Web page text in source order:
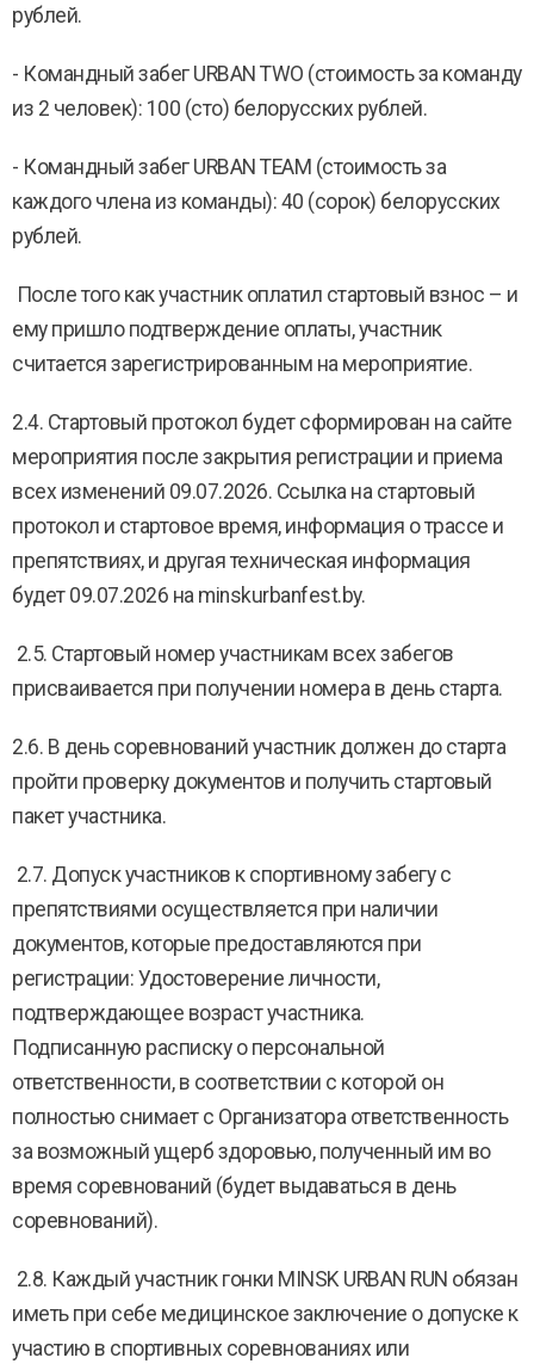
рублей.
- Командный забег URBAN TWO (стоимость за команду
из 2 человек): 100 (сто) белорусских рублей.
- Командный забег URBAN TEAM (стоимость за
каждого члена из команды): 40 (сорок) белорусских
рублей.
После того как участник оплатил стартовый взнос – и
ему пришло подтверждение оплаты, участник
считается зарегистрированным на мероприятие.
2.4. Стартовый протокол будет сформирован на сайте
мероприятия после закрытия регистрации и приема
всех изменений 09.07.2026. Ссылка на стартовый
протокол и стартовое время, информация о трассе и
препятствиях, и другая техническая информация
будет 09.07.2026 на minskurbanfest.by.
2.5. Стартовый номер участникам всех забегов
присваивается при получении номера в день старта.
2.6. В день соревнований участник должен до старта
пройти проверку документов и получить стартовый
пакет участника.
2.7. Допуск участников к спортивному забегу с
препятствиями осуществляется при наличии
документов, которые предоставляются при
регистрации: Удостоверение личности,
подтверждающее возраст участника.
Подписанную расписку о персональной
ответственности, в соответствии с которой он
полностью снимает с Организатора ответственность
за возможный ущерб здоровью, полученный им во
время соревнований (будет выдаваться в день
соревнований).
2.8. Каждый участник гонки MINSK URBAN RUN обязан
иметь при себе медицинское заключение о допуске к
участию в спортивных соревнованиях или